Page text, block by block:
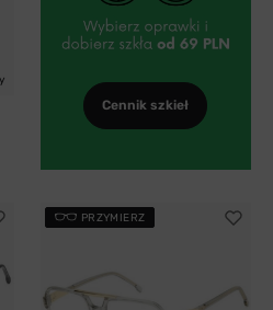
Cennik szkieł
PRZYMIERZ